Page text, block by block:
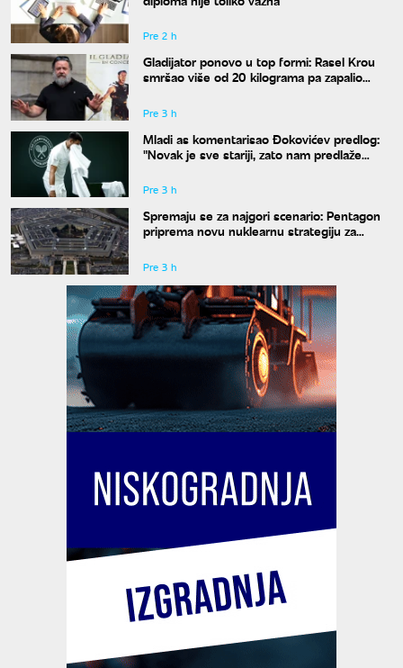
Pre 2 h
Gladijator ponovo u top formi: Rasel Krou
smršao više od 20 kilograma pa zapalio
Pre 3 h
Mladi as komentarisao Đokovićev predlog:
"Novak je sve stariji, zato nam predlaže
Pre 3 h
Spremaju se za najgori scenario: Pentagon
priprema novu nuklearnu strategiju za
Pre 3 h